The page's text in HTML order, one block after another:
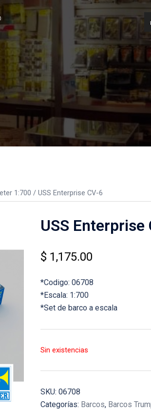
1:700 / USS Enterprise CV-6
USS Enterprise
$ 1,175.00
*Codigo: 06708
*Escala: 1:700
*Set de barco a escala
Sin existencias
SKU: 06708
Categorías: Barcos, Barcos